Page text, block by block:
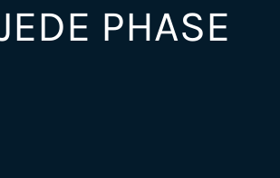
PHASE